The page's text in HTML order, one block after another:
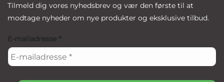
Tilmeld dig vores nyhedsbrev og vær den første til at
modtage nyheder om nye produkter og eksklusive tilbud.
E-mailadresse *